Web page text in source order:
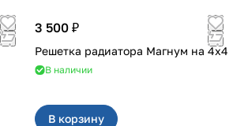
3 500 ₽
Решетка радиатора Магнум на 4х4
В наличии
В корзину